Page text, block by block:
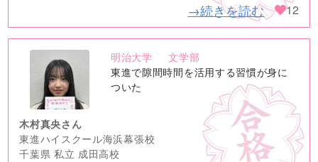
→続きを読む 12
no
image
明治大学
文学部
東進で隙間時間を活用する習慣が身に
ついた
木村真央さん
東進ハイスクール海浜幕張校
千葉県 私立 成田高校